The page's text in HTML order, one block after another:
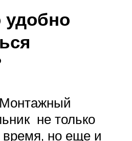
удобно
не только
но еще и